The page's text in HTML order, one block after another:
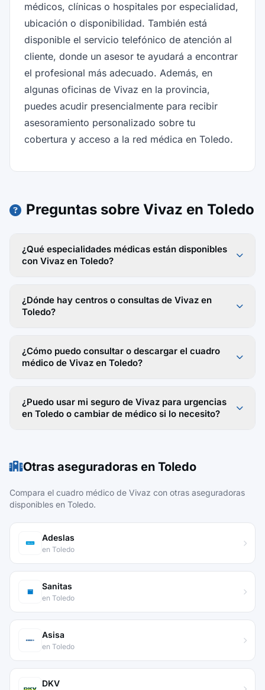
médicos, clínicas o hospitales por especialidad,
ubicación o disponibilidad. También está
disponible el servicio telefónico de atención al
cliente, donde un asesor te ayudará a encontrar
el profesional más adecuado. Además, en
algunas oficinas de Vivaz en la provincia,
puedes acudir presencialmente para recibir
asesoramiento personalizado sobre tu
cobertura y acceso a la red médica en Toledo.
Preguntas sobre Vivaz en Toledo
¿Qué especialidades médicas están disponibles
con Vivaz en Toledo?
¿Dónde hay centros o consultas de Vivaz en
Toledo?
¿Cómo puedo consultar o descargar el cuadro
médico de Vivaz en Toledo?
¿Puedo usar mi seguro de Vivaz para urgencias
en Toledo o cambiar de médico si lo necesito?
Otras aseguradoras en Toledo
Compara el cuadro médico de Vivaz con otras aseguradoras
disponibles en Toledo.
Adeslas
en Toledo
Sanitas
en Toledo
Asisa
en Toledo
DKV